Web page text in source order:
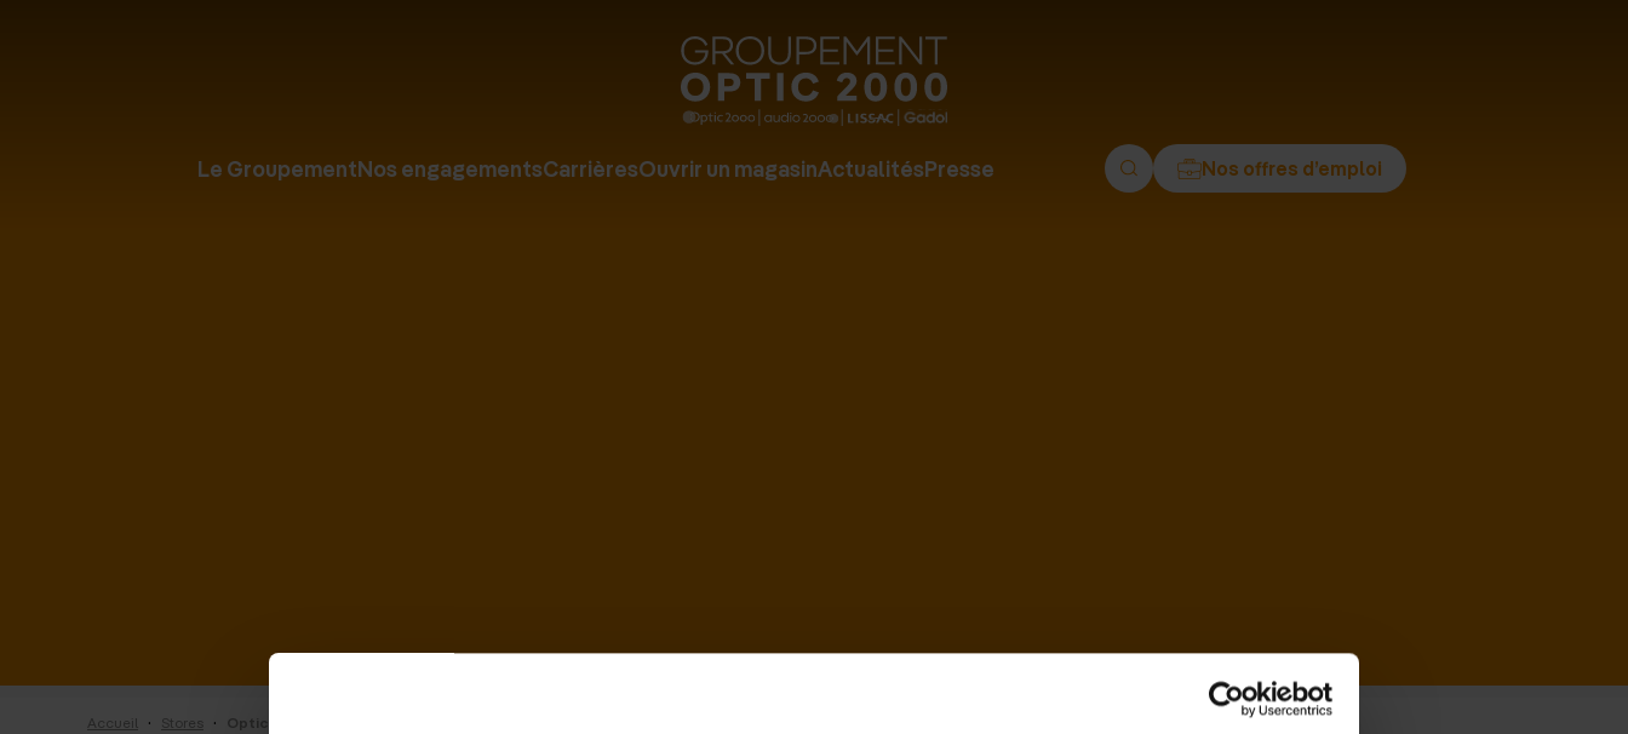
Groupement
Optic
-
Le GroupementNos engagementsCarrièresOuvrir un magasinActualitésPresse Nos offres d’emploi
Accueil · Stores · Optic 2000 de Wissembourg